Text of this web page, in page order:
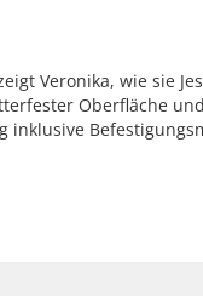
Veronika, wie sie
Oberfläche